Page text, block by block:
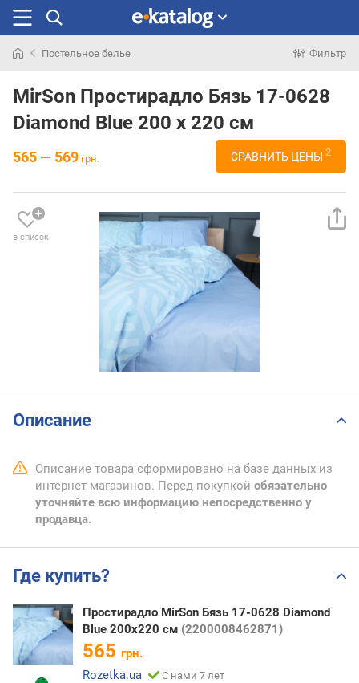
раньше
Постельное белье Фильтр
MirSon Простирадло Бязь 17-0628
Diamond Blue 200 х 220 см
565 — 569 грн. СРАВНИТЬ ЦЕНЫ 2
в список
Описание
Описание товара сформировано на базе данных из
интернет-магазинов. Перед покупкой обязательно
уточняйте всю информацию непосредственно у
продавца.
Где купить?
Простирадло MirSon Бязь 17-0628 Diamond
Blue 200x220 см (2200008462871)
565 грн.
Rozetka.ua
С нами 7 лет